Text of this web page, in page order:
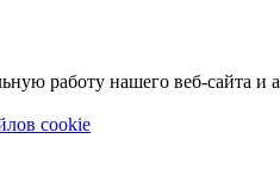
работу нашего веб-сайта и
cookie